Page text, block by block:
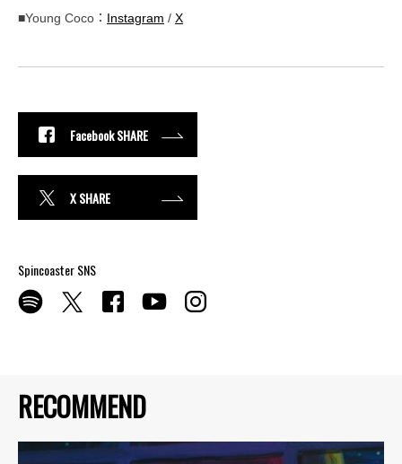
RECOMMEND
■Young Coco： Instagram / X
Facebook SHARE
X SHARE
Spincoaster SNS